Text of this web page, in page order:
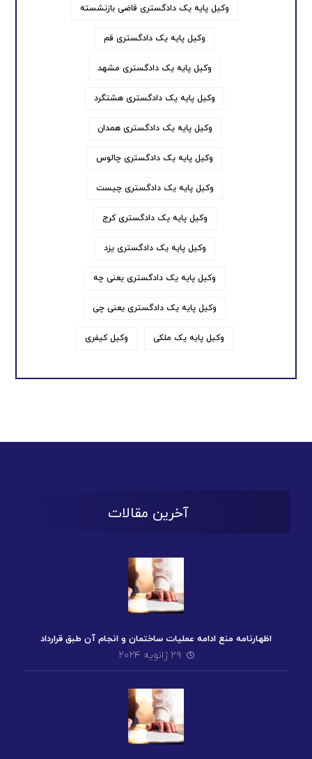
وکیل پایه یک دادگستری قاضی بازنشسته
وکیل پایه یک دادگستری قم
وکیل پایه یک دادگستری مشهد
وکیل پایه یک دادگستری هشتگرد
وکیل پایه یک دادگستری همدان
وکیل پایه یک دادگستری چالوس
وکیل پایه یک دادگستری چیست
وکیل پایه یک دادگستری کرج
وکیل پایه یک دادگستری یزد
وکیل پایه یک دادگستری یعنی چه
وکیل پایه یک دادگستری یعنی چی
وکیل پایه یک ملکی وکیل کیفری
آخرین مقالات
اظهارنامه منع ادامه عملیات ساختمان و انجام آن طبق قرارداد
۲۹ ژانویه ۲۰۲۴